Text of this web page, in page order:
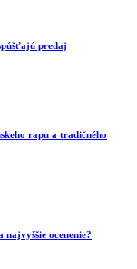
predaj
rapu a tradičného
ocenenie?